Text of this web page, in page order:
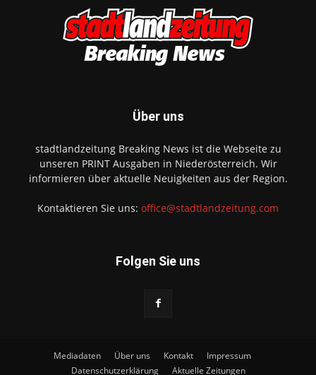
Über uns
stadtlandzeitung Breaking News ist die Webseite zu
unseren PRINT Ausgaben in Niederösterreich. Wir
informieren über aktuelle Neuigkeiten aus der Region.
Kontaktieren Sie uns: office@stadtlandzeitung.com
Folgen Sie uns
Mediadaten Über uns Kontakt
Impressum
Datenschutzerklärung
Aktuelle Zeitungen